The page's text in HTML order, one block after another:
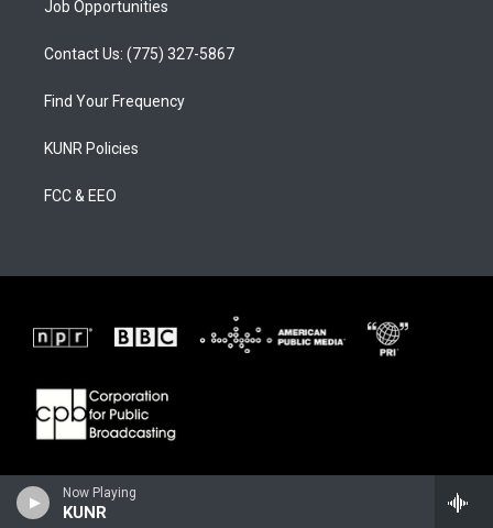
Now Playing
KUNR
Job Opportunities
Contact Us: (775) 327-5867
Find Your Frequency
KUNR Policies
FCC & EEO